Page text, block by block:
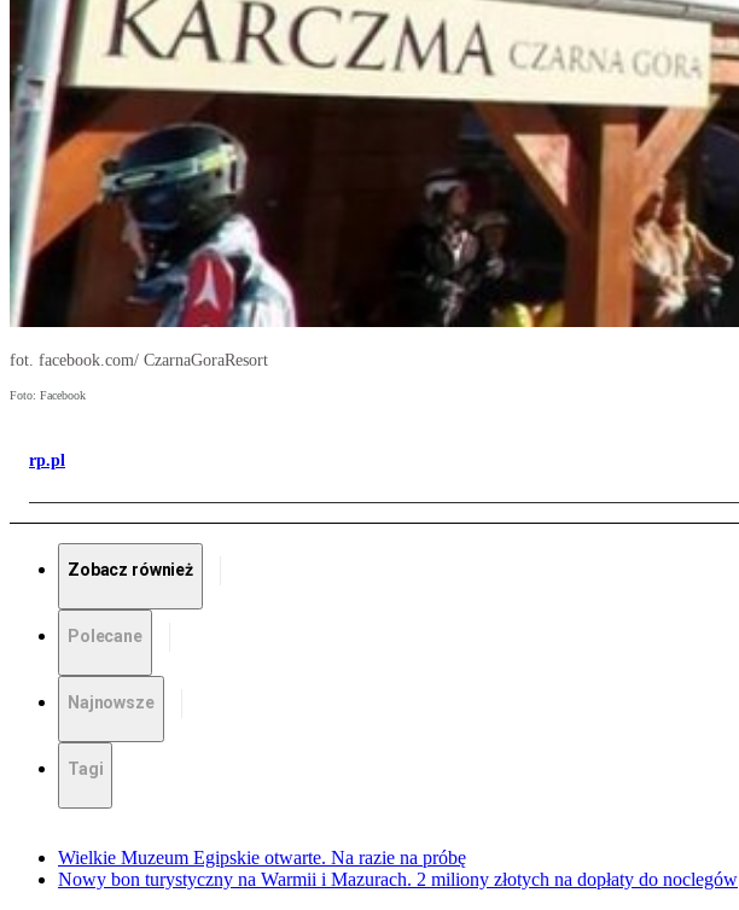
fot. facebook.com/ CzarnaGoraResort
Foto: Facebook
rp.pl
Zobacz również
Polecane
Najnowsze
Tagi
Wielkie Muzeum Egipskie otwarte. Na razie na próbę
Nowy bon turystyczny na Warmii i Mazurach. 2 miliony złotych na dopłaty do noclegów